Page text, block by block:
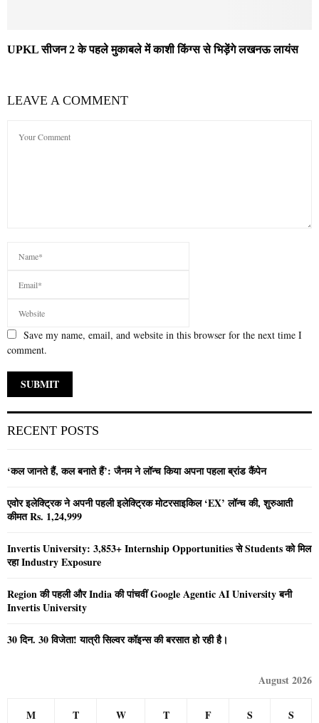
UPKL सीजन 2 के पहले मुकाबले में काशी किंग्स से भिड़ेंगे लखनऊ लायंस
LEAVE A COMMENT
Save my name, email, and website in this browser for the next time I
comment.
RECENT POSTS
‘कल जानते हैं, कल बनाते हैं’: जैनम ने लॉन्च किया अपना पहला ब्रांड कैंपेन
एवोर इलेक्ट्रिक ने अपनी पहली इलेक्ट्रिक मोटरसाइकिल ‘EX’ लॉन्च की, शुरुआती
कीमत Rs. 1,24,999
Invertis University: 3,853+ Internship Opportunities से Students को मिल
रहा Industry Exposure
Region की पहली और India की पांचवीं Google Agentic AI University बनी
Invertis University
30 दिन. 30 विजेता! यात्री सिल्वर कॉइन्स की बरसात हो रही है।
August 2026
M T W T F S S